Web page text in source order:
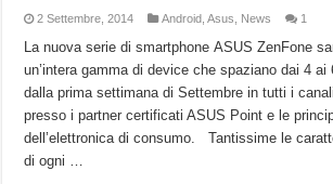
2 Settembre, 2014 Android ,Asus News 1
La nuova serie di smartphone ASUS ZenFone
un’intera gamma di device che spaziano dai 4 ai
dalla prima settimana di Settembre in tutti i
presso i partner certificati ASUS Point e le
dell’elettronica di consumo. Tantissime le
di ogni …